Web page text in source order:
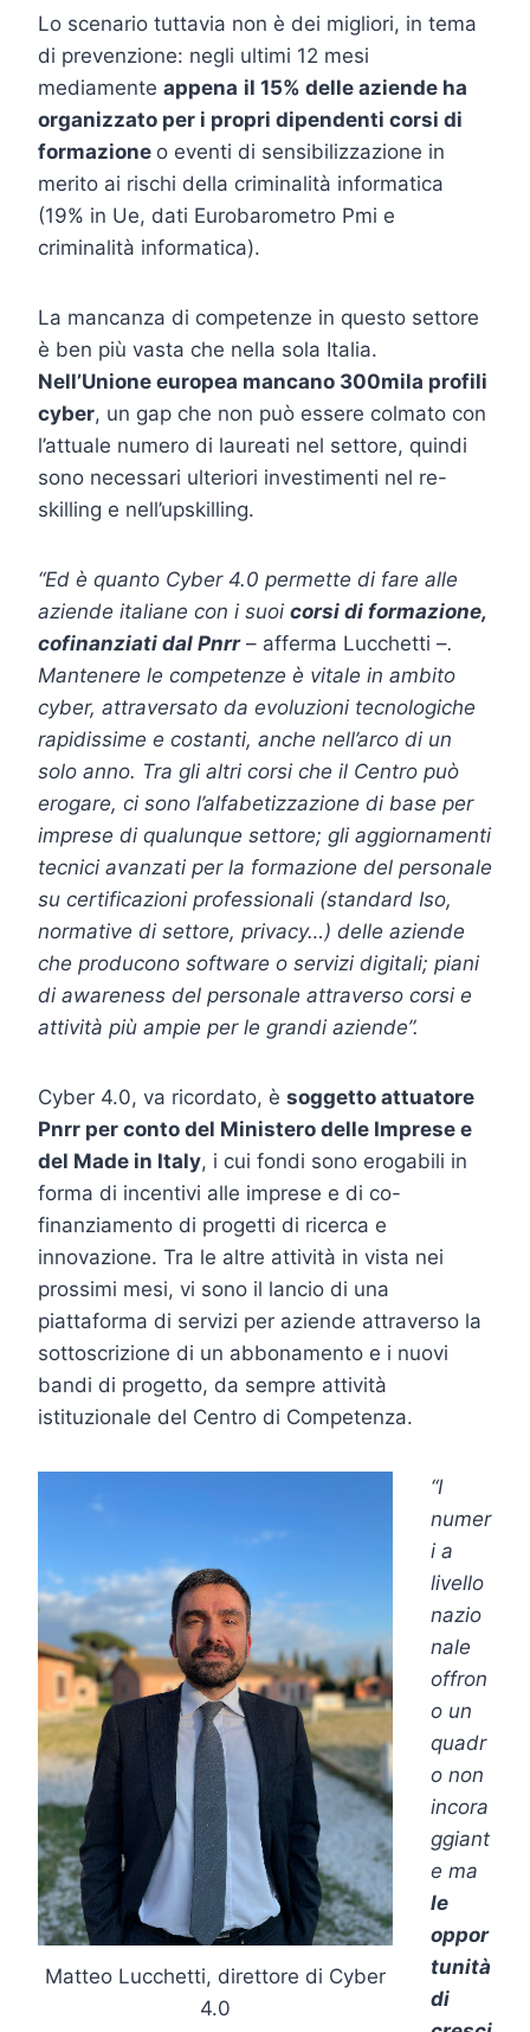
Lo scenario tuttavia non è dei migliori, in tema
di prevenzione: negli ultimi 12 mesi
mediamente appena il 15% delle aziende ha
organizzato per i propri dipendenti corsi di
formazione o eventi di sensibilizzazione in
merito ai rischi della criminalità informatica
(19% in Ue, dati Eurobarometro Pmi e
criminalità informatica).
La mancanza di competenze in questo settore
è ben più vasta che nella sola Italia.
Nell’Unione europea mancano 300mila profili
cyber, un gap che non può essere colmato con
l’attuale numero di laureati nel settore, quindi
sono necessari ulteriori investimenti nel re-
skilling e nell’upskilling.
“Ed è quanto Cyber 4.0 permette di fare alle
aziende italiane con i suoi corsi di formazione,
cofinanziati dal Pnrr – afferma Lucchetti –.
Mantenere le competenze è vitale in ambito
cyber, attraversato da evoluzioni tecnologiche
rapidissime e costanti, anche nell’arco di un
solo anno. Tra gli altri corsi che il Centro può
erogare, ci sono l’alfabetizzazione di base per
imprese di qualunque settore; gli aggiornamenti
tecnici avanzati per la formazione del personale
su certificazioni professionali (standard Iso,
normative di settore, privacy…) delle aziende
che producono software o servizi digitali; piani
di awareness del personale attraverso corsi e
attività più ampie per le grandi aziende”.
Cyber 4.0, va ricordato, è soggetto attuatore
Pnrr per conto del Ministero delle Imprese e
del Made in Italy, i cui fondi sono erogabili in
forma di incentivi alle imprese e di co-
finanziamento di progetti di ricerca e
innovazione. Tra le altre attività in vista nei
prossimi mesi, vi sono il lancio di una
piattaforma di servizi per aziende attraverso la
sottoscrizione di un abbonamento e i nuovi
bandi di progetto, da sempre attività
istituzionale del Centro di Competenza.
Matteo Lucchetti, direttore di Cyber
4.0
“I
numer
i a
livello
nazio
nale
offron
o un
quadr
o non
incora
ggiant
e ma
le
oppor
tunità
di